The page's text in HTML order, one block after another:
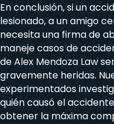
En conclusión, si un
lesionado, a un amigo
necesita una firma de
maneje casos de
de Alex Mendoza Law
gravemente heridas.
experimentados
quién causó el
obtener la máxima